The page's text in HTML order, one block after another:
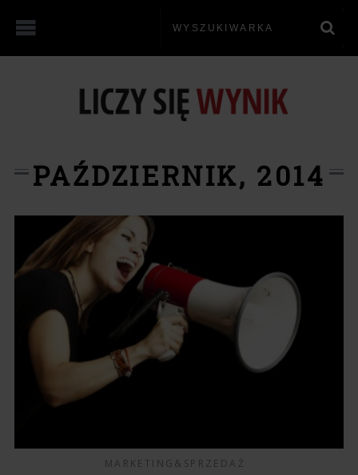
PAŹDZIERNIK, 2014
MARKETING&SPRZEDAŻ